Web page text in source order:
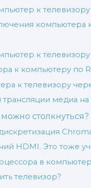
к телевизору
компьютера
к телевизору
к компьютеру по
к телевизору
трансляции медиа
столкнуться?
HDMI. Это тоже
в
телевизор?